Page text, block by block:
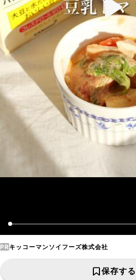
PRキッコーマンソイフーズ株式会社
保存する